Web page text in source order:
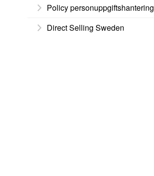
Policy personuppgiftshantering
Direct Selling Sweden